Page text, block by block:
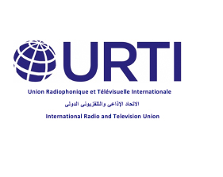
contenu
principal